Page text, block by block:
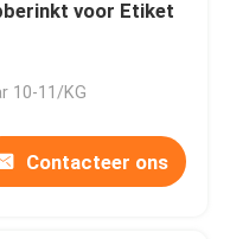
voor Etiket
10-11/KG
Contacteer ons